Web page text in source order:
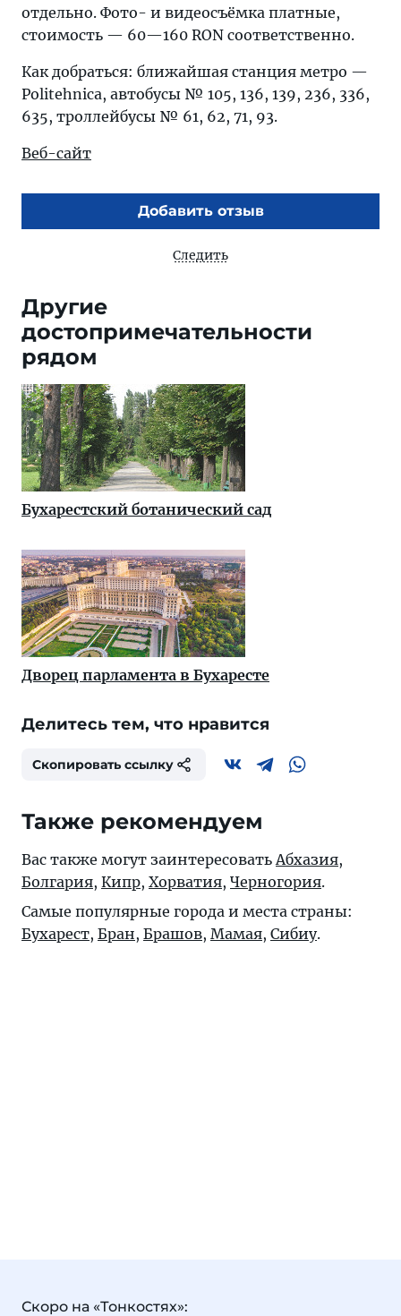
отдельно. Фото- и видеосъёмка платные,
стоимость — 60—160 RON соответственно.
Как добраться: ближайшая станция метро —
Politehnica, автобусы № 105, 136, 139, 236, 336,
635, троллейбусы № 61, 62, 71, 93.
Веб-сайт
Добавить отзыв
Следить
Другие
достопримечательности
рядом
Бухарестский ботанический сад
Дворец парламента в Бухаресте
Делитесь тем, что нравится
Скопировать ссылку
Также рекомендуем
Вас также могут заинтересовать Абхазия,
Болгария, Кипр, Хорватия, Черногория.
Самые популярные города и места страны:
Бухарест, Бран, Брашов, Мамая, Сибиу.
Скоро на «Тонкостях»: